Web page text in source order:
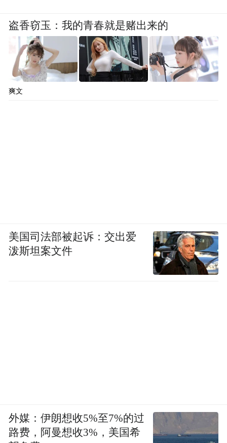
盗香窃玉：我的青春就是赌出来的
爽文
美国司法部被起诉：交出爱
泼斯坦案文件
外媒：伊朗想收5%至7%的过
路费，阿曼想收3%，美国希